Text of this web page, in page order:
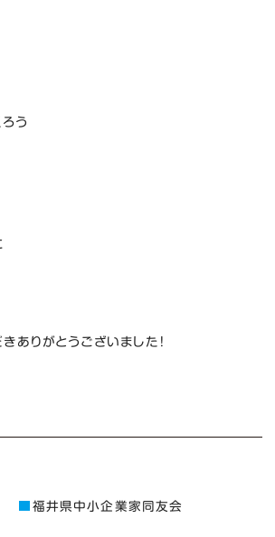
う
ありがとうございました！
福井県中小企業家同友会